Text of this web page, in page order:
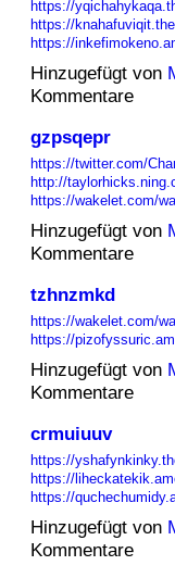
https://
https://
https://
Hinzugefügt von
Kommentare
gzpsqepr
https://twitter.com/
http://
https://wakelet.com/
Hinzugefügt von
Kommentare
tzhnzmkd
https://wakelet.com/
https://
Hinzugefügt von
Kommentare
crmuiuuv
https://
https://
https://
Hinzugefügt von
Kommentare